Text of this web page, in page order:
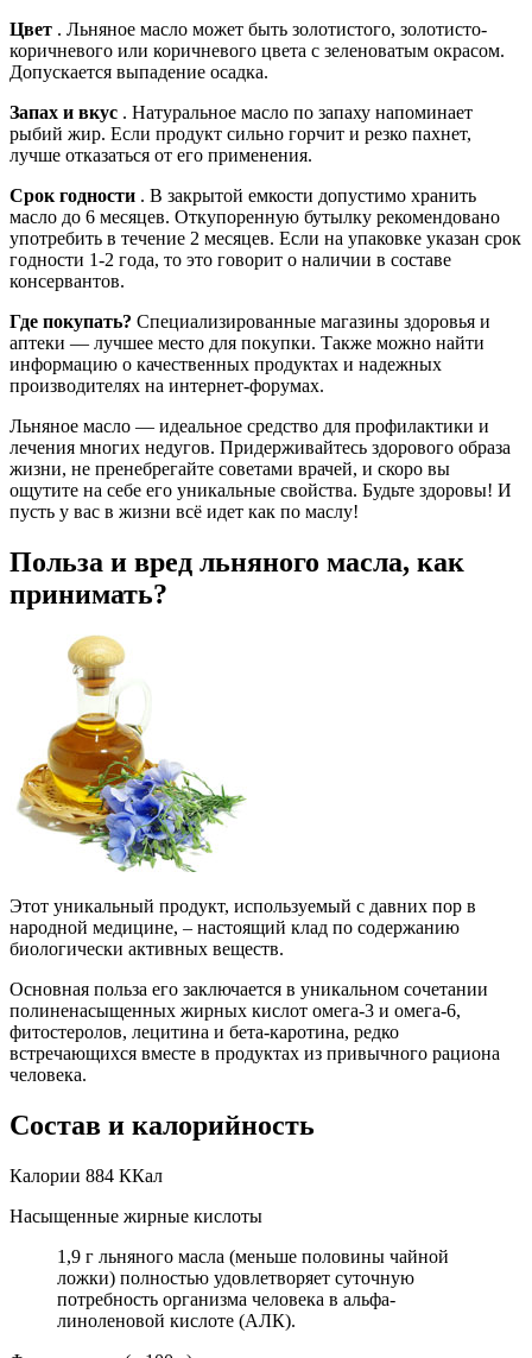
Цвет . Льняное масло может быть золотистого, золотисто-
коричневого или коричневого цвета с зеленоватым окрасом.
Допускается выпадение осадка.
Запах и вкус . Натуральное масло по запаху напоминает
рыбий жир. Если продукт сильно горчит и резко пахнет,
лучше отказаться от его применения.
Срок годности . В закрытой емкости допустимо хранить
масло до 6 месяцев. Откупоренную бутылку рекомендовано
употребить в течение 2 месяцев. Если на упаковке указан срок
годности 1-2 года, то это говорит о наличии в составе
консервантов.
Где покупать? Специализированные магазины здоровья и
аптеки — лучшее место для покупки. Также можно найти
информацию о качественных продуктах и надежных
производителях на интернет-форумах.
Льняное масло — идеальное средство для профилактики и
лечения многих недугов. Придерживайтесь здорового образа
жизни, не пренебрегайте советами врачей, и скоро вы
ощутите на себе его уникальные свойства. Будьте здоровы! И
пусть у вас в жизни всё идет как по маслу!
Польза и вред льняного масла, как
принимать?
Этот уникальный продукт, используемый с давних пор в
народной медицине, – настоящий клад по содержанию
биологически активных веществ.
Основная польза его заключается в уникальном сочетании
полиненасыщенных жирных кислот омега-3 и омега-6,
фитостеролов, лецитина и бета-каротина, редко
встречающихся вместе в продуктах из привычного рациона
человека.
Состав и калорийность
Калории 884 ККал
Насыщенные жирные кислоты
1,9 г льняного масла (меньше половины чайной
ложки) полностью удовлетворяет суточную
потребность организма человека в альфа-
линоленовой кислоте (АЛК).